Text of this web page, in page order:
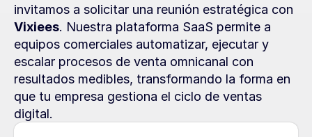
Vixiees. Nuestra plataforma SaaS permite a
equipos comerciales automatizar, ejecutar y
escalar procesos de venta omnicanal con
resultados medibles, transformando la forma en
que tu empresa gestiona el ciclo de ventas
digital.